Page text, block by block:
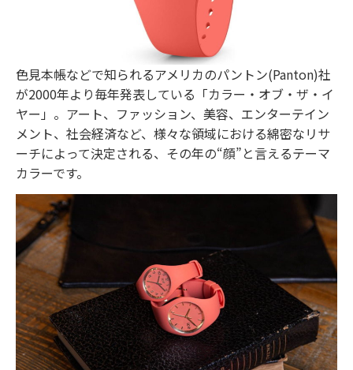
色見本帳などで知られるアメリカのパントン(Panton)社
が2000年より毎年発表している「カラー・オブ・ザ・イ
ヤー」。アート、ファッション、美容、エンターテイン
メント、社会経済など、様々な領域における綿密なリサ
ーチによって決定される、その年の“顔”と言えるテーマ
カラーです。